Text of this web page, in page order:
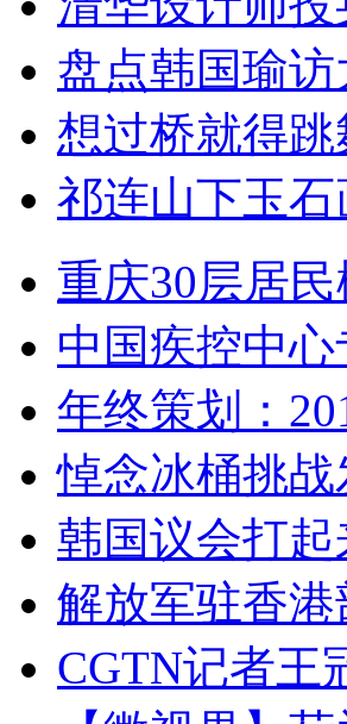
盘点韩国瑜
想过桥就得
祁连山下玉
重庆30层居
中国疾控中
年终策划：
悼念冰桶挑
韩国议会打
解放军驻香
CGTN记者王